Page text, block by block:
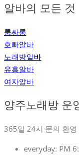
알바의 모든 것
룸싸롱
호빠알바
노래방알바
유흥알바
여자알바
양주노래방 운
365일 24시 문의 환영
everyday: PM